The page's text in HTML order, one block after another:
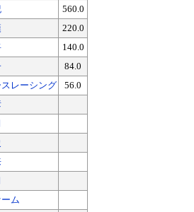
560.0
220.0
140.0
84.0
レーシング
56.0
ム